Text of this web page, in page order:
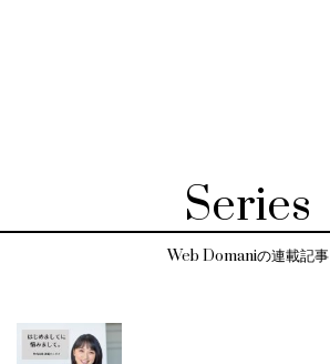
Series
Web Domaniの連載記事